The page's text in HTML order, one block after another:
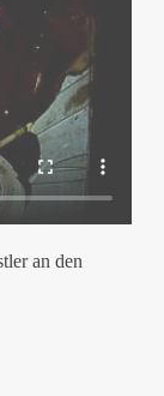
an den